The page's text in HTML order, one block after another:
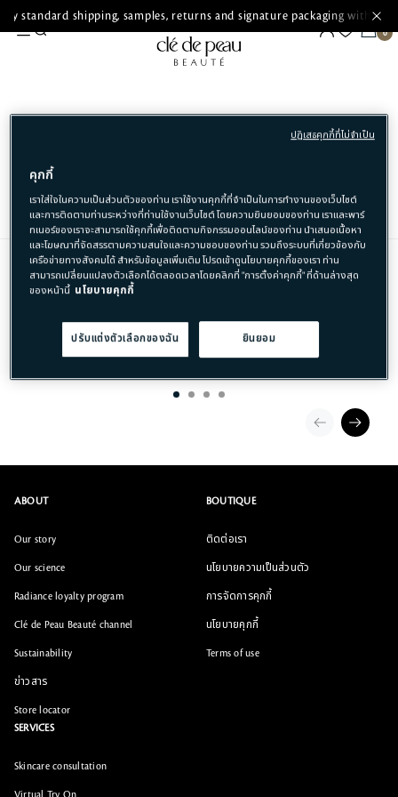
standard shipping, samples, returns and signature packaging with
SEARCH RESULT FOR
รับผลิตภัณฑ์ขนาดทดลองฟรี
สำหรับทุกคำสั่งซื้อ
ABOUT
Our story
Our science
Radiance loyalty program
Clé de Peau Beauté channel
Sustainability
ข่าวสาร
Store locator
BOUTIQUE
ติดต่อเรา
นโยบายความเป็นส่วนตัว
การจัดการคุกกี้
นโยบายคุกกี้
Terms of use
SERVICES
Skincare consultation
คุกกี้
เราใส่ใจในความเป็นส่วนตัวของท่าน เราใช้งานคุกกี้ที่จำเป็นในการทำงานของเว็บไซต์
และการติดตามท่านระหว่างที่ท่านใช้งานเว็บไซต์ โดยความยินยอมของท่าน เราและพาร์
ทเนอร์ของเราจะสามารถใช้คุกกี้เพื่อติดตามกิจกรรมออนไลน์ของท่าน นำเสนอเนื้อหา
และโฆษณาที่จัดสรรตามความสนใจและความชอบของท่าน รวมถึงระบบที่เกี่ยวข้องกับ
เครือข่ายทางสังคมได้ สำหรับข้อมูลเพิ่มเติม โปรดเข้าดูนโยบายคุกกี้ของเรา ท่าน
สามารถเปลี่ยนแปลงตัวเลือกได้ตลอดเวลาโดยคลิกที่ "การตั้งค่าคุกกี้" ที่ด้านล่างสุด
ของหน้านี้ นโยบายคุกกี้
ปรับแต่งตัวเลือกของฉัน ยินยอม
ปฏิเสธคุกกี้ที่ไม่จำเป็น